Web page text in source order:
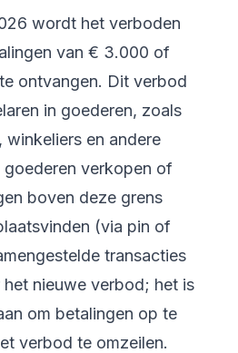
wordt het verboden
van € 3.000 of
ontvangen. Dit verbod
in goederen, zoals
winkeliers en andere
goederen verkopen of
boven deze grens
(via pin of
transacties
nieuwe verbod; het is
om betalingen op te
verbod te omzeilen.